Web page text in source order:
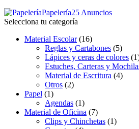
Papelería25 Anuncios
Selecciona tu categoría
Material Escolar(16)
Reglas y Cartabones (5)
Lápices y ceras de colores
Estuches, Carteras y
Material de Escritura (4)
Otros (2)
Papel (1)
Agendas (1)
Material de Oficina (7)
Clips y Chinchetas (1)